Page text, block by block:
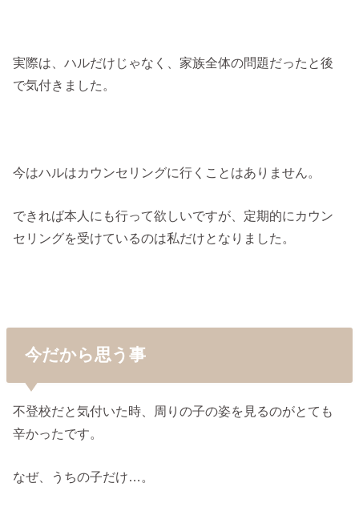
実際は、ハルだけじゃなく、家族全体の問題だったと後
で気付きました。
今はハルはカウンセリングに行くことはありません。
できれば本人にも行って欲しいですが、定期的にカウン
セリングを受けているのは私だけとなりました。
今だから思う事
不登校だと気付いた時、周りの子の姿を見るのがとても
辛かったです。
なぜ、うちの子だけ…。